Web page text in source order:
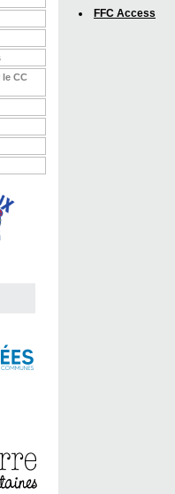
CC
FFC Access